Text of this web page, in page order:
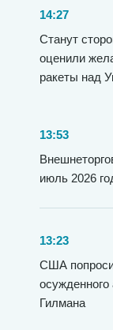
14:27
Станут
оценили
ракеты над
13:53
июль 2026
13:23
США
Гилмана